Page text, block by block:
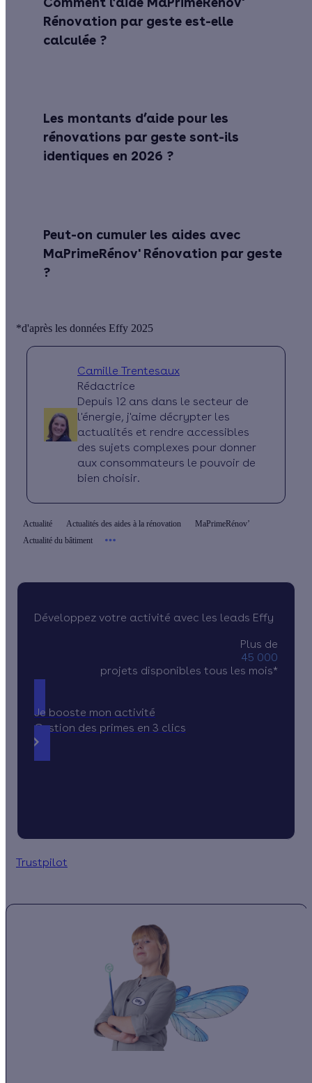
Rénovation par geste est-elle
calculée ?
Les montants d’aide pour les
rénovations par geste sont-ils
identiques en 2026 ?
Peut-on cumuler les aides avec
MaPrimeRénov' Rénovation par geste
?
*d'après les données Effy 2025
Camille Trentesaux
Rédactrice
Depuis 12 ans dans le secteur de
l'énergie, j'aime décrypter les
actualités et rendre accessibles
des sujets complexes pour donner
aux consommateurs le pouvoir de
bien choisir.
Actualité Actualités des aides à la rénovation
MaPrimeRénov’
Actualité du bâtiment
Développez votre activité avec les leads Effy
Plus de
45 000
projets disponibles tous les mois*
Je booste mon activité
Gestion des primes en 3 clics
Trustpilot